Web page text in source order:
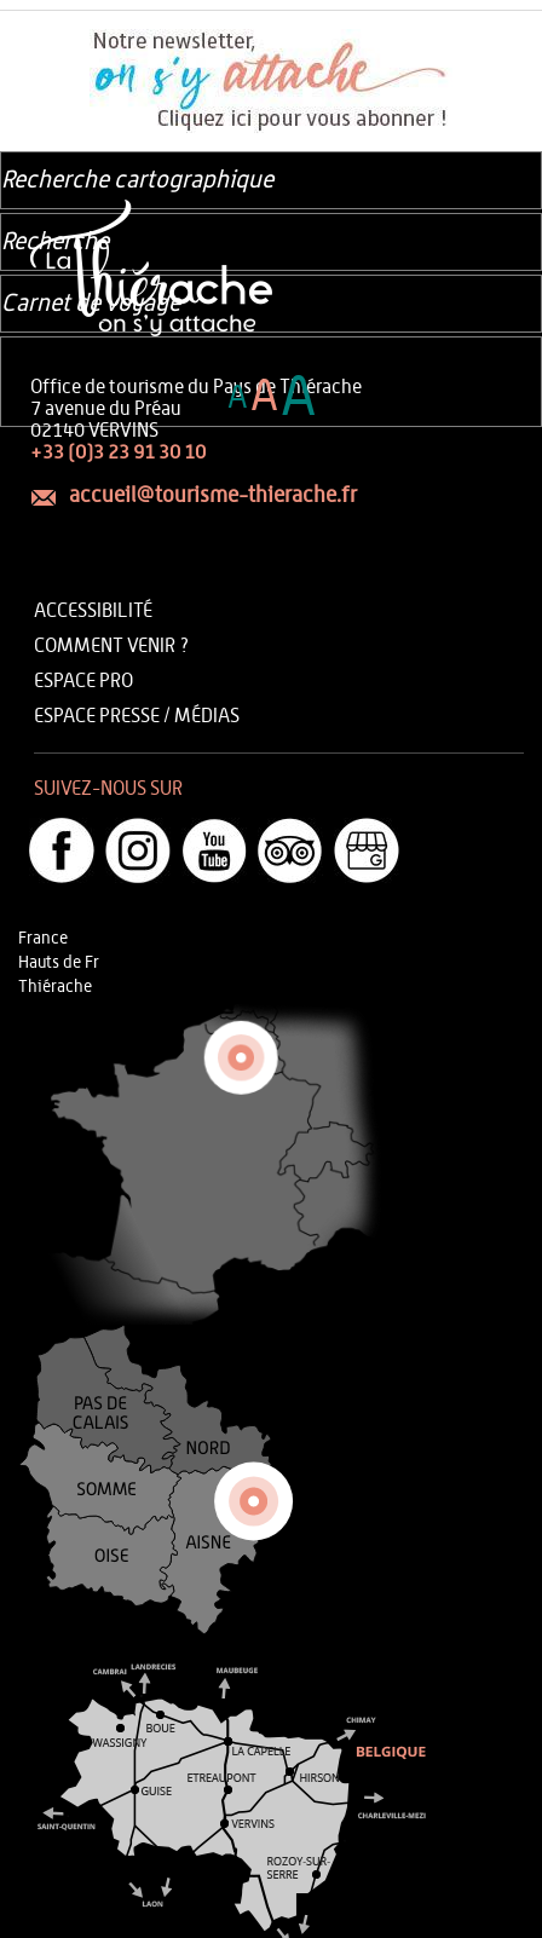
Office de tourisme du Pays de Thiérache
7 avenue du Préau
02140 VERVINS
+33 (0)3 23 91 30 10
accueil@tourisme-thierache.fr
ACCESSIBILITÉ
COMMENT VENIR ?
ESPACE PRO
ESPACE PRESSE / MÉDIAS
SUIVEZ-NOUS SUR
France
Hauts de Fr
Thiérache
Recherche cartographique
Recherche
Carnet de voyage
AAA